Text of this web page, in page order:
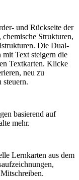
und Rückseite der
Strukturen,
Die Dual-
Text steigern die
Textkarten. Klicke
neu zu
steuern.
basierend auf
mehr.
Lernkarten aus dem